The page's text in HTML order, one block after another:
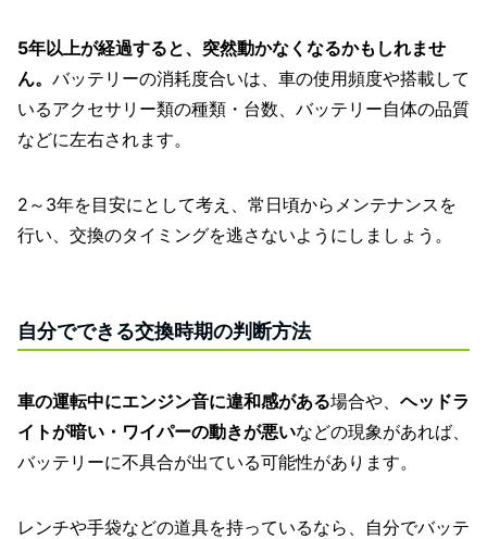
5年以上が経過すると、突然動かなくなるかもしれませ
ん。 バッテリーの消耗度合いは、車の使用頻度や搭載して
いるアクセサリー類の種類・台数、バッテリー自体の品質
などに左右されます。
2～3年を目安にとして考え、常日頃からメンテナンスを
行い、交換のタイミングを逃さないようにしましょう。
自分でできる交換時期の判断方法
車の運転中にエンジン音に違和感がある場合や、 ヘッドラ
イトが暗い・ワイパーの動きが悪いなどの現象があれば、
バッテリーに不具合が出ている可能性があります。
レンチや手袋などの道具を持っているなら、自分でバッテ